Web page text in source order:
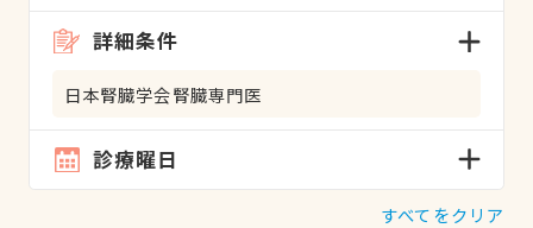
詳細条件
日本腎臓学会腎臓専門医
診療曜日
すべてをクリア